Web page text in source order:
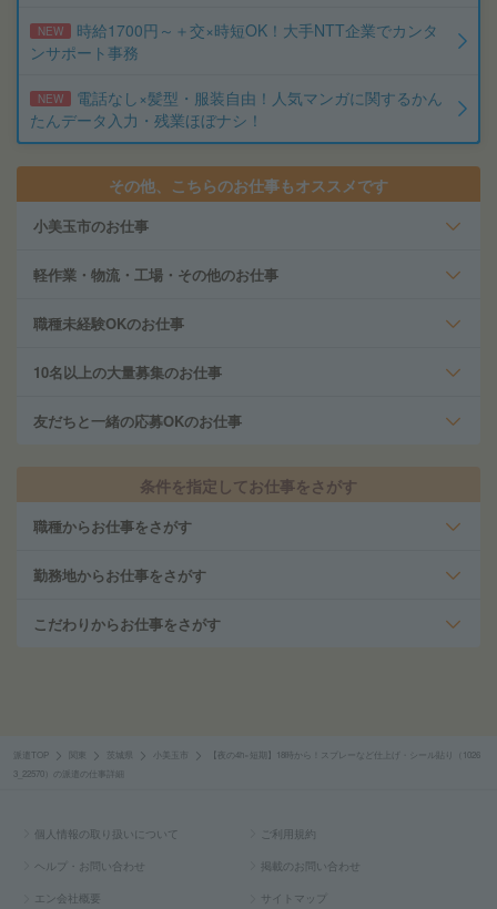
NEW
時給1700円～＋交×時短OK！大手NTT企業でカンタ
ンサポート事務
NEW
電話なし×髪型・服装自由！人気マンガに関するかん
たんデータ入力・残業ほぼナシ！
その他、こちらのお仕事もオススメです
小美玉市のお仕事
軽作業・物流・工場・その他のお仕事
職種未経験OKのお仕事
10名以上の大量募集のお仕事
友だちと一緒の応募OKのお仕事
条件を指定してお仕事をさがす
職種からお仕事をさがす
勤務地からお仕事をさがす
こだわりからお仕事をさがす
派遣TOP 茨城県 小美玉市
【夜の4h×短期】18時から！スプレーなど仕上げ・シール貼り（1026
3_22570）の派遣の仕事詳細
個人情報の取り扱いについて ご利用規約
ヘルプ・お問い合わせ 掲載のお問い合わせ
エン会社概要 サイトマップ